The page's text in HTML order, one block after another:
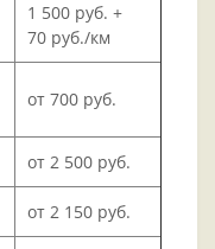
1 500 руб. +
70 руб./км
от 700 руб.
от 2 500 руб.
от 2 150 руб.